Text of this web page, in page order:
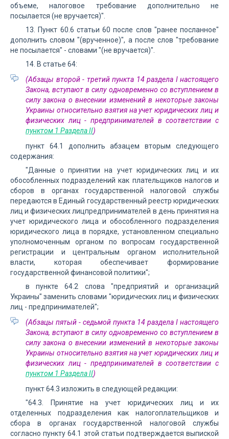
объеме, налоговое требование дополнительно не
посылается (не вручается)".
13. Пункт 60.6 статьи 60 после слов "ранее посланное"
дополнить словом "(врученное)", а после слов "требование
не посылается" - словами "(не вручается)".
14. В статье 64:
(Абзацы второй - третий пункта 14 раздела I настоящего
Закона, вступают в силу одновременно со вступлением в
силу закона о внесении изменений в некоторые законы
Украины относительно взятия на учет юридических лиц и
физических лиц - предпринимателей в соответствии с
пунктом 1 Раздела II)
пункт 64.1 дополнить абзацем вторым следующего
содержания:
"Данные о принятии на учет юридических лиц и их
обособленных подразделений как плательщиков налогов и
сборов в органах государственной налоговой службы
передаются в Единый государственный реестр юридических
лиц и физических лицпредпринимателей в день принятия на
учет юридического лица и обособленного подразделения
юридического лица в порядке, установленном специально
уполномоченным органом по вопросам государственной
регистрации и центральным органом исполнительной
власти, которая обеспечивает формирование
государственной финансовой политики";
в пункте 64.2 слова "предприятий и организаций
Украины" заменить словами "юридических лиц и физических
лиц - предпринимателей";
(Абзацы пятый - седьмой пункта 14 раздела I настоящего
Закона, вступают в силу одновременно со вступлением в
силу закона о внесении изменений в некоторые законы
Украины относительно взятия на учет юридических лиц и
физических лиц - предпринимателей в соответствии с
пунктом 1 Раздела II)
пункт 64.3 изложить в следующей редакции:
"64.3. Принятие на учет юридических лиц и их
отделенных подразделения как налогоплательщиков и
сбора в органах государственной налоговой службы
согласно пункту 64.1 этой статьи подтверждается выпиской